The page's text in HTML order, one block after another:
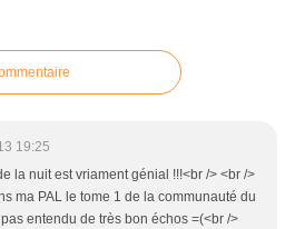
19:25
la nuit est vriament génial !!!<br /> <br />
ma PAL le tome 1 de la communauté du
entendu de très bon échos =(<br />